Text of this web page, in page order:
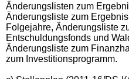
Änderungslisten zum
Änderungsliste zum
Folgejahre, Änderungsliste
Entschuldungsfonds und
Änderungsliste zum
zum Investitionsprogramm.